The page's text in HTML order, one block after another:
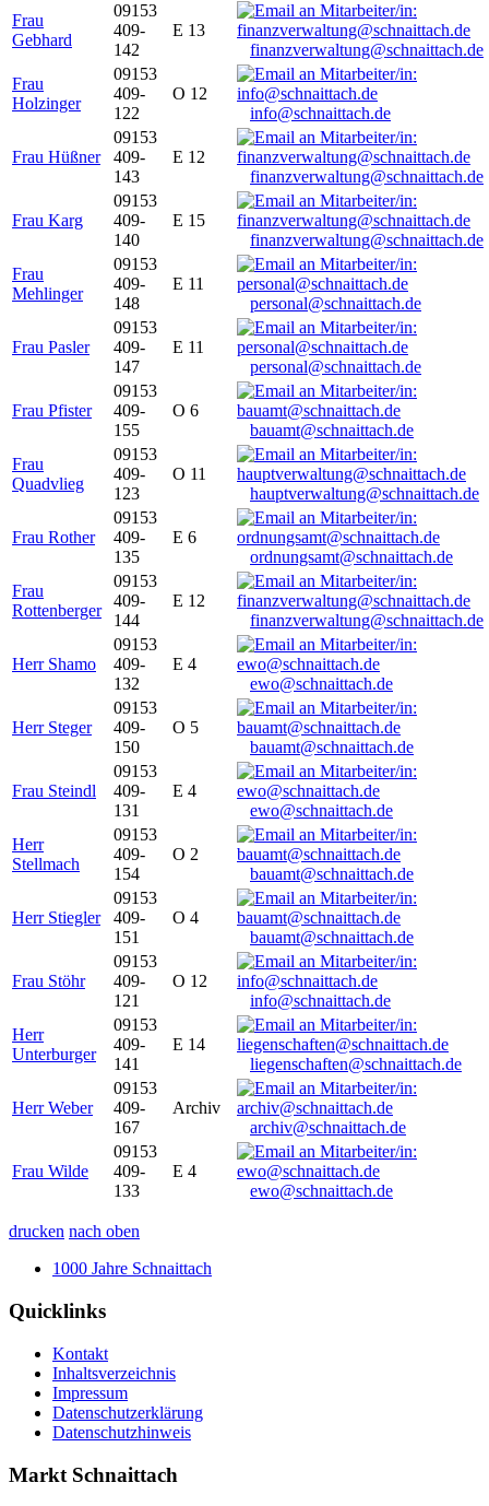
Frau
Gebhard
09153
409-
142
E 13
finanzverwaltung@schnaittach.de
Frau
Holzinger
09153
409-
122
O 12
info@schnaittach.de
Frau Hüßner
09153
409-
143
E 12
finanzverwaltung@schnaittach.de
Frau Karg
09153
409-
140
E 15
finanzverwaltung@schnaittach.de
Frau
Mehlinger
09153
409-
148
E 11
personal@schnaittach.de
Frau Pasler
09153
409-
147
E 11
personal@schnaittach.de
Frau Pfister
09153
409-
155
O 6
bauamt@schnaittach.de
Frau
Quadvlieg
09153
409-
123
O 11
hauptverwaltung@schnaittach.de
Frau Rother
09153
409-
135
E 6
ordnungsamt@schnaittach.de
Frau
Rottenberger
09153
409-
144
E 12
finanzverwaltung@schnaittach.de
Herr Shamo
09153
409-
132
E 4
ewo@schnaittach.de
Herr Steger
09153
409-
150
O 5
bauamt@schnaittach.de
Frau Steindl
09153
409-
131
E 4
ewo@schnaittach.de
Herr
Stellmach
09153
409-
154
O 2
bauamt@schnaittach.de
Herr Stiegler
09153
409-
151
O 4
bauamt@schnaittach.de
Frau Stöhr
09153
409-
121
O 12
info@schnaittach.de
Herr
Unterburger
09153
409-
141
E 14
liegenschaften@schnaittach.de
Herr Weber
09153
409-
167
Archiv
archiv@schnaittach.de
Frau Wilde
09153
409-
133
E 4
ewo@schnaittach.de
drucken nach oben
1000 Jahre Schnaittach
Quicklinks
Kontakt
Inhaltsverzeichnis
Impressum
Datenschutzerklärung
Datenschutzhinweis
Markt Schnaittach